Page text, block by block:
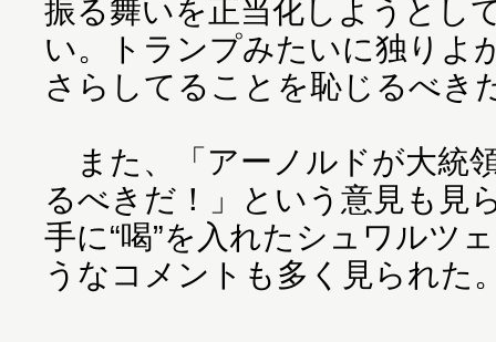
振る舞いを正当化しようとし
い。トランプみたいに独りよ
さらしてることを恥じるべき
また、「アーノルドが大統
るべきだ！」という意見も見
手に“喝”を入れたシュワルツ
うなコメントも多く見られた